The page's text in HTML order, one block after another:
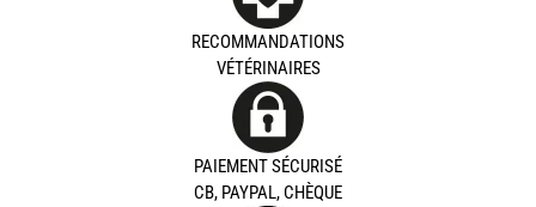
RECOMMANDATIONS
VÉTÉRINAIRES
PAIEMENT SÉCURISÉ
CB, PAYPAL, CHÈQUE